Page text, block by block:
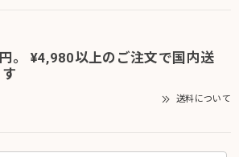
。 ¥4,980以上のご注文で国内送
送料について